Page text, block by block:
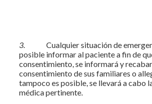
3. Cualquier situación de
posible informar al paciente a fin de
consentimiento, se informará y
consentimiento de sus familiares o
tampoco es posible, se llevará a cabo
médica pertinente.